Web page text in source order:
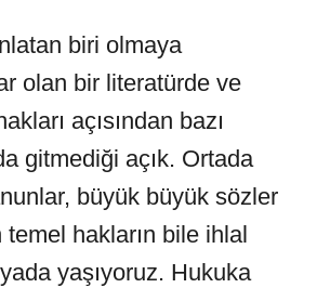
biri olmaya
olan bir literatürde ve
açısından bazı
gitmediği açık. Ortada
büyük büyük sözler
hakların bile ihlal
yaşıyoruz. Hukuka